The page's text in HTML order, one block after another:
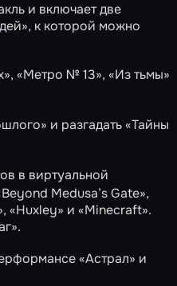
и включает две
к которой можно
,«Метро № 13»,«Из тьмы»
и разгадать«Тайны
в виртуальной
Medusa’s Gate»,
, «Huxley» и «Minecraft».
.
«Астрал» и